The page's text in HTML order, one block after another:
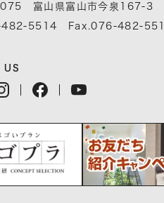
富山県富山市今泉167-3
482-5514 Fax.076-482-
US